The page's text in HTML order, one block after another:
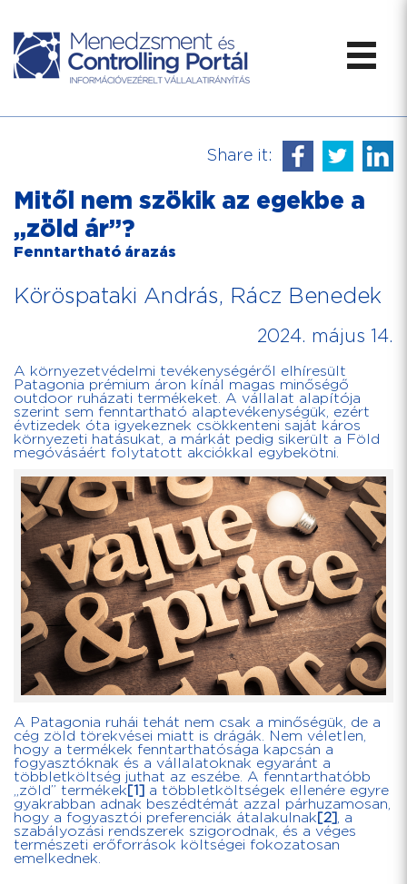
Share it:
Mitől nem szökik az egekbe a
„zöld ár”?
Fenntartható árazás
Köröspataki András, Rácz Benedek
2024. május 14.
A környezetvédelmi tevékenységéről elhíresült
Patagonia prémium áron kínál magas minőségő
outdoor ruházati termékeket. A vállalat alapítója
szerint sem fenntartható alaptevékenységük, ezért
évtizedek óta igyekeznek csökkenteni saját káros
környezeti hatásukat, a márkát pedig sikerült a Föld
megóvásáért folytatott akciókkal egybekötni.
A Patagonia ruhái tehát nem csak a minőségük, de a
cég zöld törekvései miatt is drágák. Nem véletlen,
hogy a termékek fenntarthatósága kapcsán a
fogyasztóknak és a vállalatoknak egyaránt a
többletköltség juthat az eszébe. A fenntarthatóbb
„zöld” termékek [1]
a többletköltségek ellenére egyre
gyakrabban adnak beszédtémát azzal párhuzamosan,
hogy a fogyasztói preferenciák átalakulnak [2] , a
szabályozási rendszerek szigorodnak, és a véges
természeti erőforrások költségei fokozatosan
emelkednek.